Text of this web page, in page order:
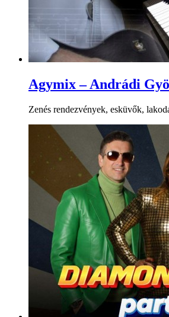
Agymix – Andrádi
Zenés rendezvények, esküvők,